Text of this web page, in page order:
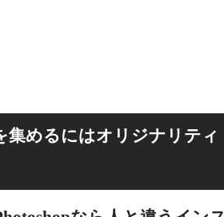
集めるにはオリジナリティ